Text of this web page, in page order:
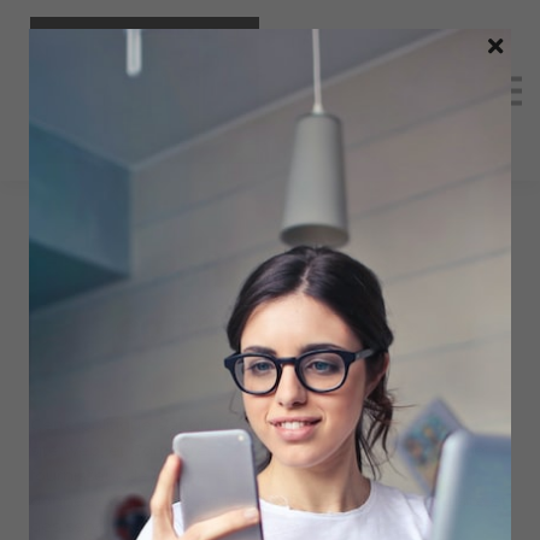
S'inscrire
Politique de
confidentialité
Cette politique s'applique entre vous, l'utilisateur de ce
site web, et Compétences Assurances, le propriétaire et
fournisseur de ce site. Elle régit notre utilisation des
données collectées en lien avec votre utilisation du site et
des services ou systèmes qui y sont proposés.